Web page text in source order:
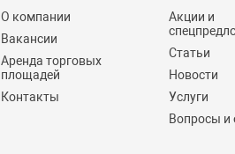
О компании
Вакансии
Аренда торговых
площадей
Контакты
Акции и
Статьи
Новости
Услуги
Вопросы и